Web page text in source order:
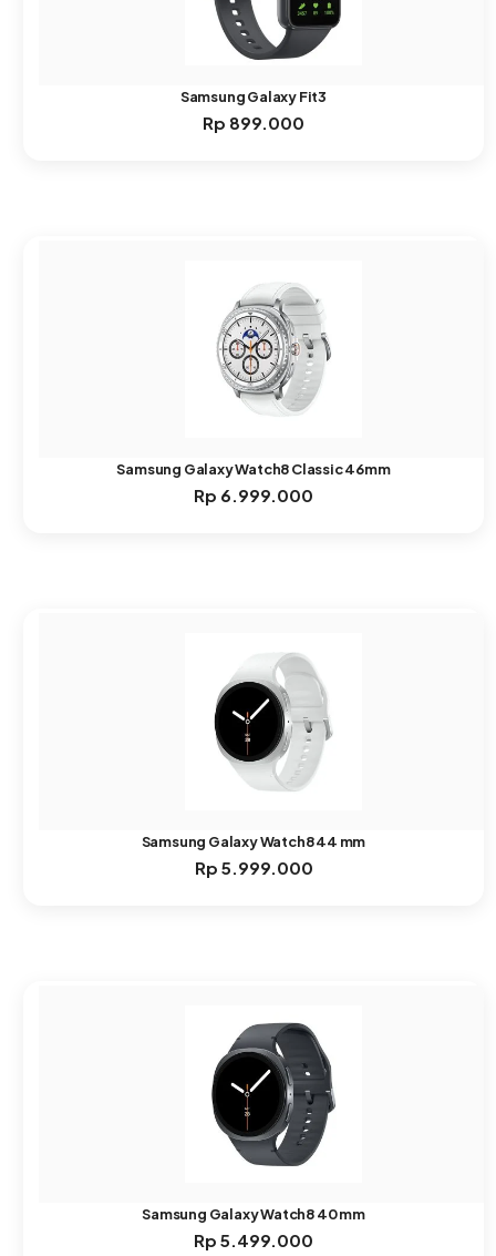
Samsung Galaxy Fit3
Rp 899.000
Samsung Galaxy Watch8 Classic 46mm
Rp 6.999.000
Samsung Galaxy Watch8 44 mm
Rp 5.999.000
Samsung Galaxy Watch8 40 mm
Rp 5.499.000